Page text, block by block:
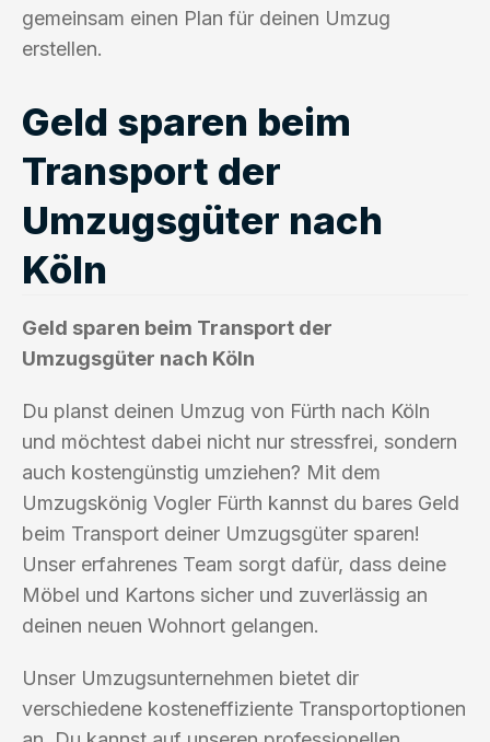
gemeinsam einen Plan für deinen Umzug
erstellen.
Geld sparen beim
Transport der
Umzugsgüter nach
Köln
Geld sparen beim Transport der
Umzugsgüter nach Köln
Du planst deinen Umzug von Fürth nach Köln
und möchtest dabei nicht nur stressfrei, sondern
auch kostengünstig umziehen? Mit dem
Umzugskönig Vogler Fürth kannst du bares Geld
beim Transport deiner Umzugsgüter sparen!
Unser erfahrenes Team sorgt dafür, dass deine
Möbel und Kartons sicher und zuverlässig an
deinen neuen Wohnort gelangen.
Unser Umzugsunternehmen bietet dir
verschiedene kosteneffiziente Transportoptionen